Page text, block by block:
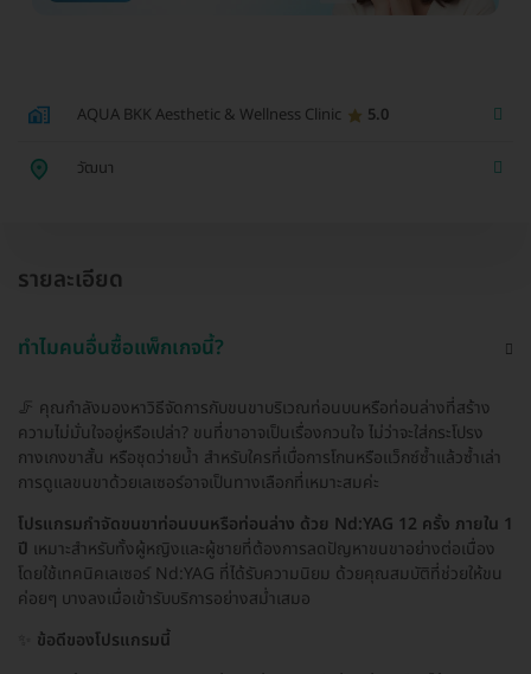
AQUA BKK Aesthetic & Wellness Clinic 5.0
วัฒนา
รายละเอียด
ทำไมคนอื่นซื้อแพ็กเกจนี้?
🦵 คุณกำลังมองหาวิธีจัดการกับขนขาบริเวณท่อนบนหรือท่อนล่างที่สร้าง
ความไม่มั่นใจอยู่หรือเปล่า? ขนที่ขาอาจเป็นเรื่องกวนใจ ไม่ว่าจะใส่กระโปรง
กางเกงขาสั้น หรือชุดว่ายน้ำ สำหรับใครที่เบื่อการโกนหรือแว็กซ์ซ้ำแล้วซ้ำเล่า
การดูแลขนขาด้วยเลเซอร์อาจเป็นทางเลือกที่เหมาะสมค่ะ
โปรแกรมกำจัดขนขาท่อนบนหรือท่อนล่าง ด้วย Nd:YAG 12 ครั้ง ภายใน 1
ปี เหมาะสำหรับทั้งผู้หญิงและผู้ชายที่ต้องการลดปัญหาขนขาอย่างต่อเนื่อง
โดยใช้เทคนิคเลเซอร์ Nd:YAG ที่ได้รับความนิยม ด้วยคุณสมบัติที่ช่วยให้ขน
ค่อยๆ บางลงเมื่อเข้ารับบริการอย่างสม่ำเสมอ
ข้อดีของโปรแกรมนี้